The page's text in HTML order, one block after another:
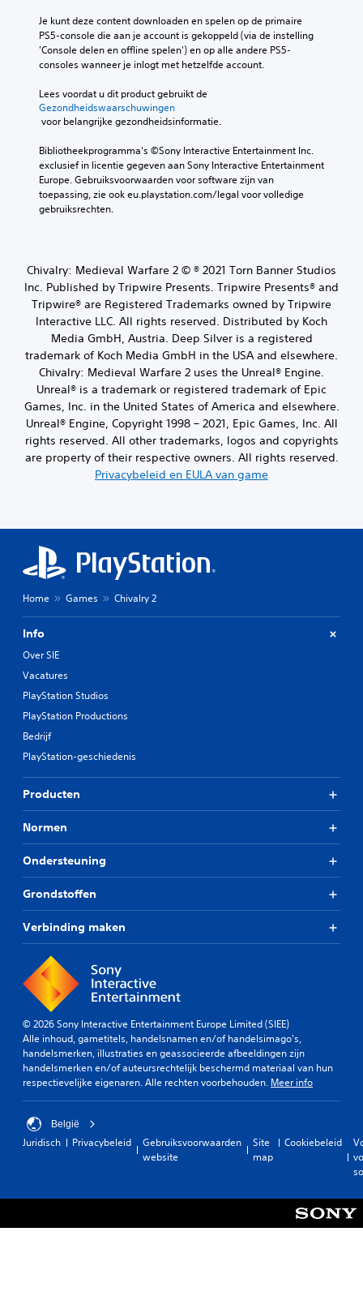
Je kunt deze content downloaden en spelen op de primaire
PS5-console die aan je account is gekoppeld (via de instelling
'Console delen en offline spelen') en op alle andere PS5-
consoles wanneer je inlogt met hetzelfde account.
Lees voordat u dit product gebruikt de
Gezondheidswaarschuwingen
voor belangrijke gezondheidsinformatie.
Bibliotheekprogramma's ©Sony Interactive Entertainment Inc.
exclusief in licentie gegeven aan Sony Interactive Entertainment
Europe. Gebruiksvoorwaarden voor software zijn van
toepassing, zie ook eu.playstation.com/legal voor volledige
gebruiksrechten.
Chivalry: Medieval Warfare 2 © ® 2021 Torn Banner Studios
Inc. Published by Tripwire Presents. Tripwire Presents® and
Tripwire® are Registered Trademarks owned by Tripwire
Interactive LLC. All rights reserved. Distributed by Koch
Media GmbH, Austria. Deep Silver is a registered
trademark of Koch Media GmbH in the USA and elsewhere.
Chivalry: Medieval Warfare 2 uses the Unreal® Engine.
Unreal® is a trademark or registered trademark of Epic
Games, Inc. in the United States of America and elsewhere.
Unreal® Engine, Copyright 1998 – 2021, Epic Games, Inc. All
rights reserved. All other trademarks, logos and copyrights
are property of their respective owners. All rights reserved.
Privacybeleid en EULA van game
Home Games Chivalry 2
Info
Over SIE
Vacatures
PlayStation Studios
PlayStation Productions
Bedrijf
PlayStation-geschiedenis
Producten
Normen
Ondersteuning
Grondstoffen
Verbinding maken
© 2026 Sony Interactive Entertainment Europe Limited (SIEE)
Alle inhoud, gametitels, handelsnamen en/of handelsimago's,
handelsmerken, illustraties en geassocieerde afbeeldingen zijn
handelsmerken en/of auteursrechtelijk beschermd materiaal van hun
respectievelijke eigenaren. Alle rechten voorbehouden. Meer info
België
Juridisch Privacybeleid
Gebruiksvoorwaarden
website
Site
map
Cookiebeleid